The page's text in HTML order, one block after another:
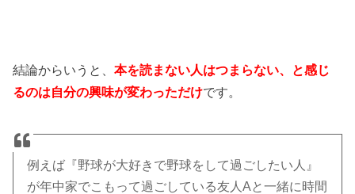
結論からいうと、本を読まない人はつまらない、と感じ
るのは自分の興味が変わっただけです。
例えば『野球が大好きで野球をして過ごしたい人』
が年中家でこもって過ごしている友人Aと一緒に時間